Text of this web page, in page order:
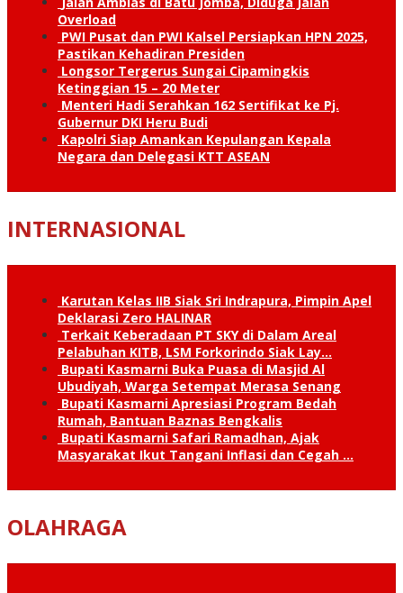
Overload
PWI Pusat dan PWI Kalsel Persiapkan HPN 2025,
Pastikan Kehadiran Presiden
Longsor Tergerus Sungai Cipamingkis
Ketinggian 15 – 20 Meter
Menteri Hadi Serahkan 162 Sertifikat ke Pj.
Gubernur DKI Heru Budi
Kapolri Siap Amankan Kepulangan Kepala
Negara dan Delegasi KTT ASEAN
INTERNASIONAL
Karutan Kelas IIB Siak Sri Indrapura, Pimpin Apel
Deklarasi Zero HALINAR
Terkait Keberadaan PT SKY di Dalam Areal
Pelabuhan KITB, LSM Forkorindo Siak Lay…
Bupati Kasmarni Buka Puasa di Masjid Al
Ubudiyah, Warga Setempat Merasa Senang
Bupati Kasmarni Apresiasi Program Bedah
Rumah, Bantuan Baznas Bengkalis
Bupati Kasmarni Safari Ramadhan, Ajak
Masyarakat Ikut Tangani Inflasi dan Cegah …
OLAHRAGA